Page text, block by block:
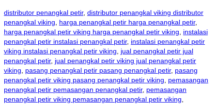
distributor penangkal petir, distributor penangkal viking distributor
penangkal viking
harga penangkal petir harga penangkal petir,
harga penangkal petir viking harga penangkal petir viking
instalasi
penangkal petir instalasi penangkal petir, instalasi penangkal petir
viking instalasi penangkal petir viking
jual penangkal petir jual
penangkal petir, jual penangkal petir viking jual penangkal petir
viking
pasang penangkal petir pasang penangkal petir, pasang
penangkal petir viking pasang penangkal petir viking
pemasangan
penangkal petir pemasangan penangkal petir, pemasangan
penangkal petir viking pemasangan penangkal petir viking